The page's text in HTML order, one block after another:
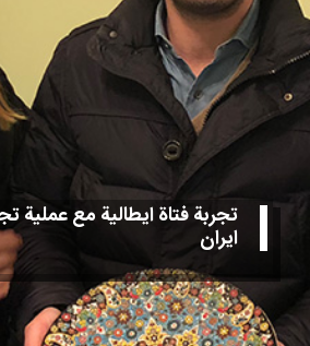
تجربة فتاة ايطالية مع عملية
ايران